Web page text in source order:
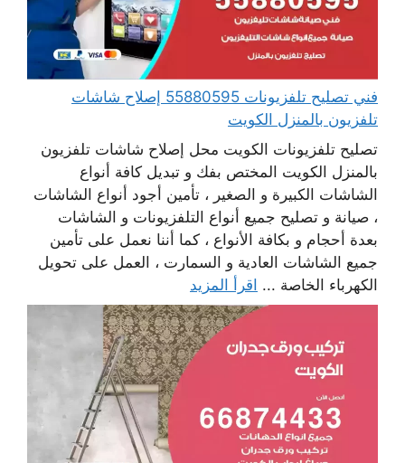
فني تصليح تلفزيونات 55880595 إصلاح شاشات
تلفزيون بالمنزل الكويت
تصليح تلفزيونات الكويت محل إصلاح شاشات تلفزيون
بالمنزل الكويت المختص بفك و تبديل كافة أنواع
الشاشات الكبيرة و الصغير ، تأمين أجود أنواع الشاشات
، صيانة و تصليح جميع أنواع التلفزيونات و الشاشات
بعدة أحجام و بكافة الأنواع ، كما أننا نعمل على تأمين
جميع الشاشات العادية و السمارت ، العمل على تحويل
الكهرباء الخاصة ... اقرأ المزيد